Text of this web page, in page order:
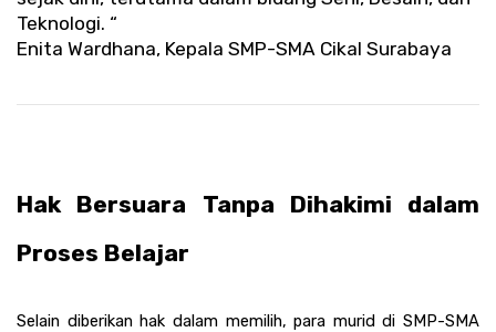
Teknologi. “
Enita Wardhana, Kepala SMP-SMA Cikal Surabaya
Hak Bersuara Tanpa Dihakimi dalam
Proses Belajar
Selain diberikan hak dalam memilih, para murid di SMP-SMA